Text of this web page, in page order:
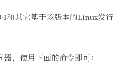
和其它基于该版本的Linux发行
，使用下面的命令即可：